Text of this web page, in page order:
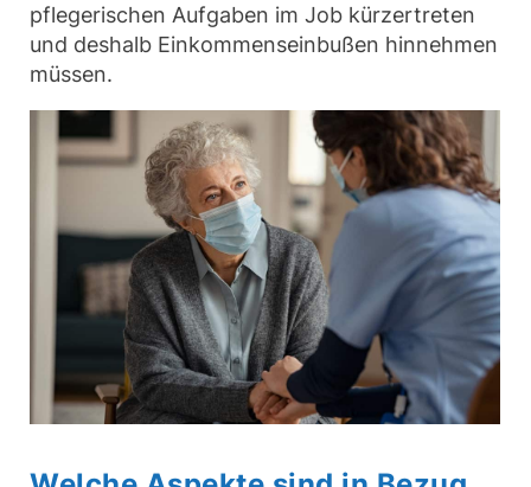
pflegerischen Aufgaben im Job kürzertreten
und deshalb Einkommenseinbußen hinnehmen
müssen.